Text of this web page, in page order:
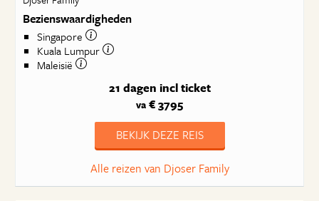
Bezienswaardigheden
Singapore
Kuala Lumpur
Maleisië
21 dagen incl ticket
va € 3795
BEKIJK DEZE REIS
Alle reizen van Djoser Family